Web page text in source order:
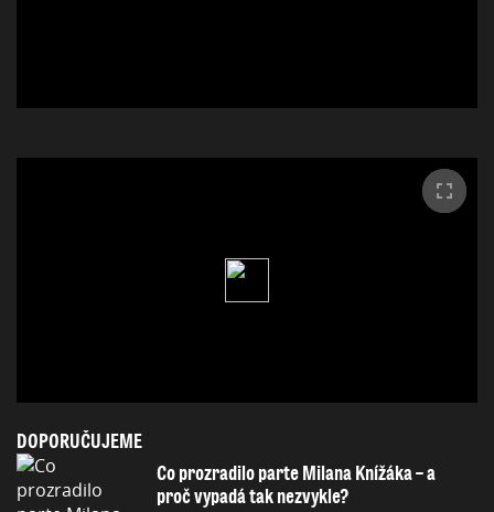
DOPORUČUJEME
Co prozradilo parte Milana Knížáka – a
proč vypadá tak nezvykle?